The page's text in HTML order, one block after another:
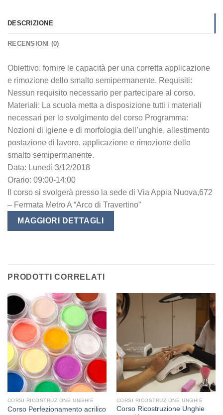
DESCRIZIONE
RECENSIONI (0)
Obiettivo: fornire le capacità per una corretta applicazione
e rimozione dello smalto semipermanente. Requisiti:
Nessun requisito necessario per partecipare al corso.
Materiali: La scuola metta a disposizione tutti i materiali
necessari per lo svolgimento del corso Programma:
Nozioni di igiene e di morfologia dell’unghie, allestimento
postazione di lavoro, applicazione e rimozione dello
smalto semipermanente.
Data: Lunedì 3/12/2018
Orario: 09:00-14:00
Il corso si svolgerà presso la sede di Via Appia Nuova,672
– Fermata Metro A “Arco di Travertino”
MAGGIORI DETTAGLI
PRODOTTI CORRELATI
CORSI RICOSTRUZIONE UNGHIE
Corso Perfezionamento acrilico
CORSI RICOSTRUZIONE UNGHIE
Corso Ricostruzione Unghie